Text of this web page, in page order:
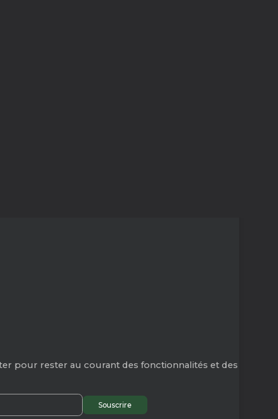
pour rester au courant des fonctionnalités et des